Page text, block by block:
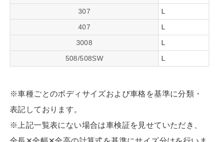
307
L
407
L
3008
L
508/508SW
L
※車種ごとのボディサイズおよび車格を基準に分類・
表記しております。
※上記一覧表にない場合は車検証を見せていただき、